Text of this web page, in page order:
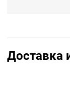
Доставка